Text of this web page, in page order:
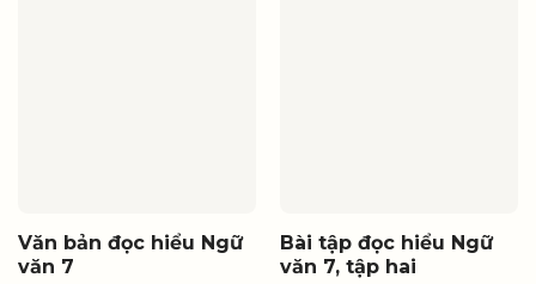
Văn bản đọc hiểu Ngữ
văn 7
Bài tập đọc hiểu Ngữ
văn 7, tập hai